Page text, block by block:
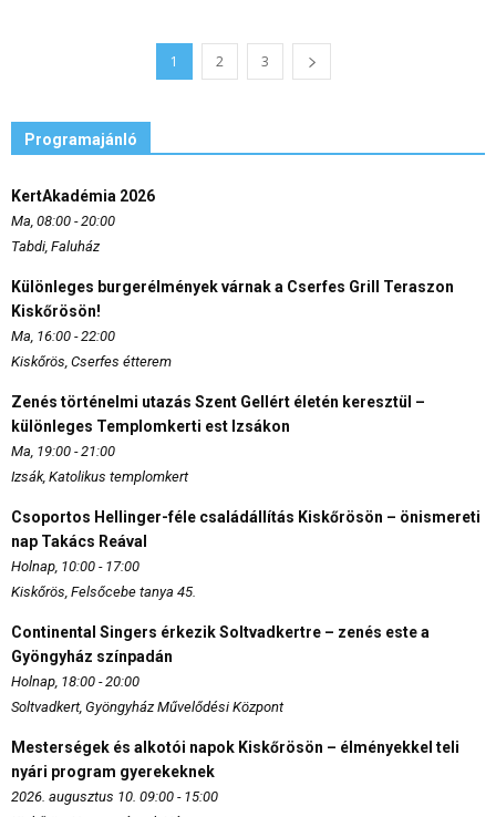
1 2 3
Programajánló
KertAkadémia 2026
Ma, 08:00 - 20:00
Tabdi, Faluház
Különleges burgerélmények várnak a Cserfes Grill Teraszon
Kiskőrösön!
Ma, 16:00 - 22:00
Kiskőrös, Cserfes étterem
Zenés történelmi utazás Szent Gellért életén keresztül –
különleges Templomkerti est Izsákon
Ma, 19:00 - 21:00
Izsák, Katolikus templomkert
Csoportos Hellinger-féle családállítás Kiskőrösön – önismereti
nap Takács Reával
Holnap, 10:00 - 17:00
Kiskőrös, Felsőcebe tanya 45.
Continental Singers érkezik Soltvadkertre – zenés este a
Gyöngyház színpadán
Holnap, 18:00 - 20:00
Soltvadkert, Gyöngyház Művelődési Központ
Mesterségek és alkotói napok Kiskőrösön – élményekkel teli
nyári program gyerekeknek
2026. augusztus 10. 09:00 - 15:00